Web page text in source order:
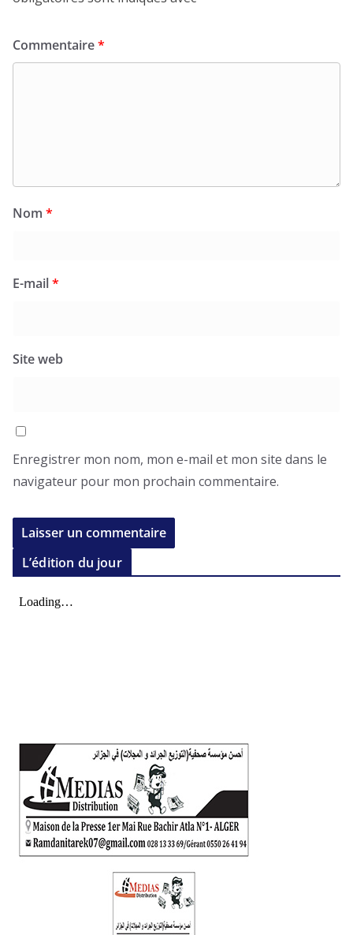
Commentaire*
Nom *
E-mail*
Site web
Enregistrer mon nom, mon e-mail et mon site dans le
navigateur pour mon prochain commentaire.
L’édition du jour